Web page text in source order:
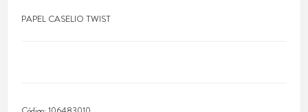
PAPEL CASELIO TWIST